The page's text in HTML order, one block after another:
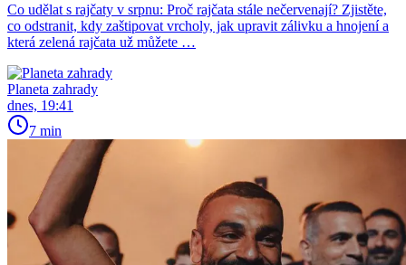
Co udělat s rajčaty v srpnu: Proč rajčata stále nečervenají? Zjistěte,
co odstranit, kdy zaštipovat vrcholy, jak upravit zálivku a hnojení a
která zelená rajčata už můžete …
Planeta zahrady
dnes, 19:41
7 min